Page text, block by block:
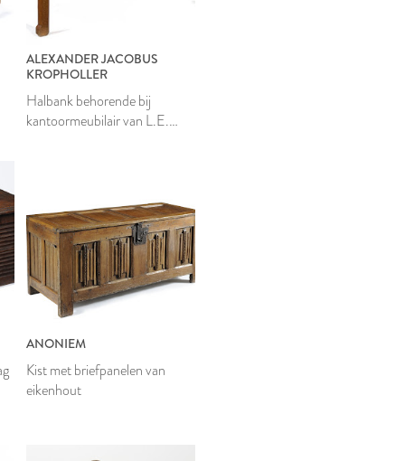
ALEXANDER JACOBUS
KROPHOLLER
Halbank behorende bij
kantoormeubilair van L.E.
ANONIEM
Kist met briefpanelen van
eikenhout